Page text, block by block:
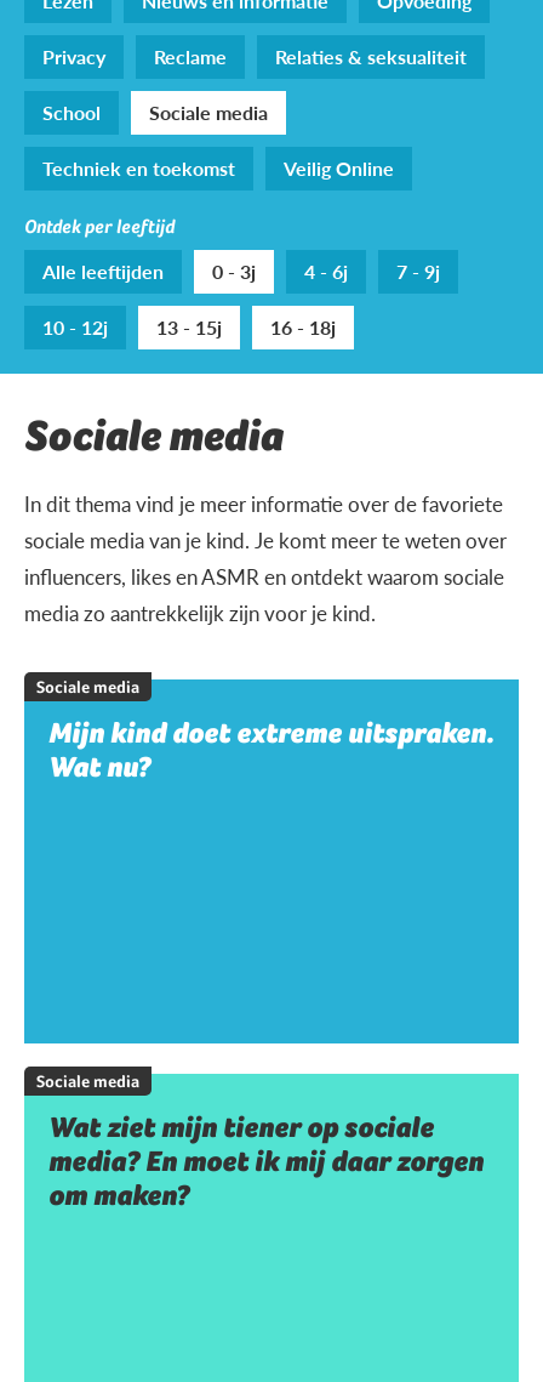
Privacy
Reclame
Relaties & seksualiteit
School
Sociale media
Techniek en toekomst
Veilig Online
Ontdek per leeftijd
Alle leeftijden 0 - 3j 4 - 6j
7 - 9j
10 - 12j
13 - 15j 16 - 18j
Sociale media
In dit thema vind je meer informatie over de favoriete
sociale media van je kind. Je komt meer te weten over
influencers, likes en ASMR en ontdekt waarom sociale
media zo aantrekkelijk zijn voor je kind.
Sociale media
Mijn kind doet extreme uitspraken.
Wat nu?
Sociale media
Wat ziet mijn tiener op sociale
media? En moet ik mij daar zorgen
om maken?